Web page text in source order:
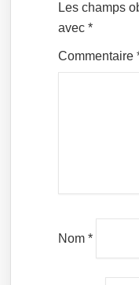
Les champs
avec*
Commentaire
Nom*